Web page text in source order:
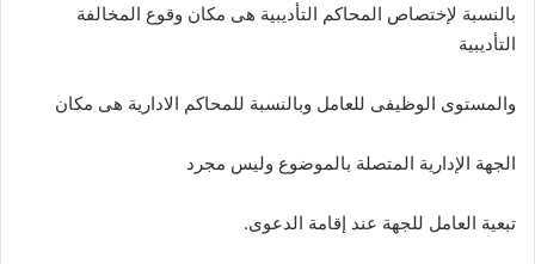
بالنسبة لإختصاص المحاكم التأديبية هى مكان وقوع المخالفة
التأديبية
والمستوى الوظيفى للعامل وبالنسبة للمحاكم الادارية هى مكان
الجهة الإدارية المتصلة بالموضوع وليس مجرد
تبعية العامل للجهة عند إقامة الدعوى.